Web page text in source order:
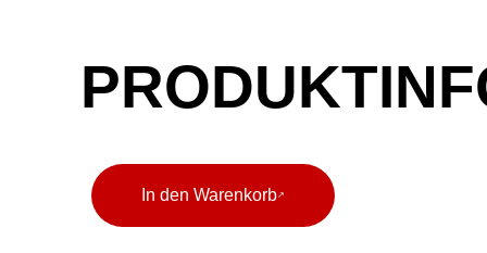
In den Warenkorb